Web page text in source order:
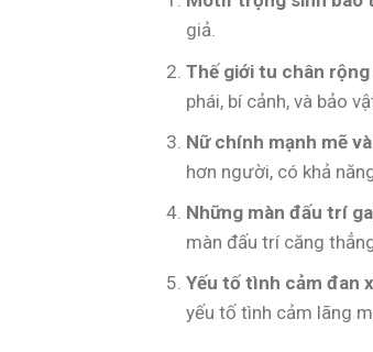
giả.
Thế giới tu chân rộng
phái, bí cảnh, và bảo
Nữ chính mạnh mẽ
hơn người, có khả
Những màn đấu trí
màn đấu trí căng
Yếu tố tình cảm đan
yếu tố tình cảm lãng